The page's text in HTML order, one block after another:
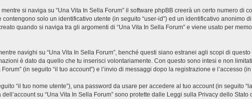
si naviga su “Una Vita In Sella Forum” il software phpBB creerà un certo numero di
solo un identificativo utente (in seguito “user-id”) ed un identificativo anonimo
quando si naviga tra gli argomenti di “Una Vita In Sella Forum” e viene usato per
navighi su “Una Vita In Sella Forum”, benché questi siano estranei agli scopi di
è dato da quello che tu inserisci volontariamente. Con questo sono intesi e non
(in seguito “il tuo account”) e l’invio di messaggi dopo la registrazione e l’accesso
“il tuo nome utente”), una password da usare per accedere al tuo account (in seguito
su “Una Vita In Sella Forum” sono protette dalle Leggi sulla Privacy dello